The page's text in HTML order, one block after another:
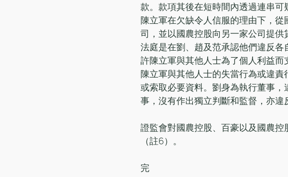
款。款項其後在短時間內透過連串
陳立軍在欠缺令人信服的理由下，
司，並以國農控股向另一家公司提供
法庭是在劉、趙及范承認他們違反
許陳立軍與其他人士為了個人利益
陳立軍與其他人士的失當行為或違
或索取必要資料。劉身為執行董事
事，沒有作出獨立判斷和監督，亦違
證監會對國農控股、百豪以及國農
（註6）。
完